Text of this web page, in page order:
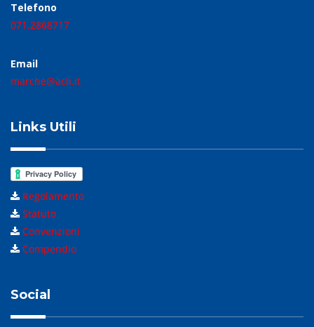
Telefono
071.2868717
Email
marche@acli.it
Links Utili
Regolamento
Statuto
Convenzioni
Compendio
Social